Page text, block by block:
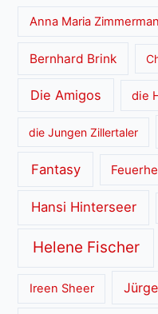
Anna Maria
Bernhard Brink
Die Amigos die
die Jungen Zillertaler
Fantasy
Hansi Hinterseer
Helene Fischer
Ireen Sheer